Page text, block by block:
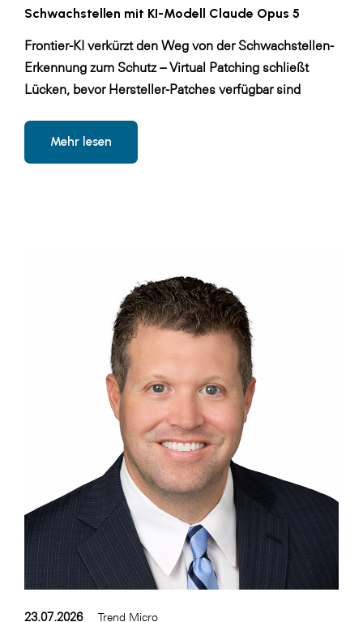
Sony DADC
SPIEGLTEC
STIHL Tirol
Trend Micro
TAG GmbH
WKS Fachgruppe Finanzdienstleister
Schwachstellen mit KI-Modell Claude Opus 5
Frontier-KI verkürzt den Weg von der Schwachstellen-
Erkennung zum Schutz – Virtual Patching schließt
Lücken, bevor Hersteller-Patches verfügbar sind
Mehr lesen
23.07.2026 Trend Micro